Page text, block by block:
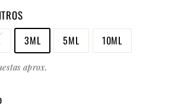
3ML 5ML 10ML
aprox.